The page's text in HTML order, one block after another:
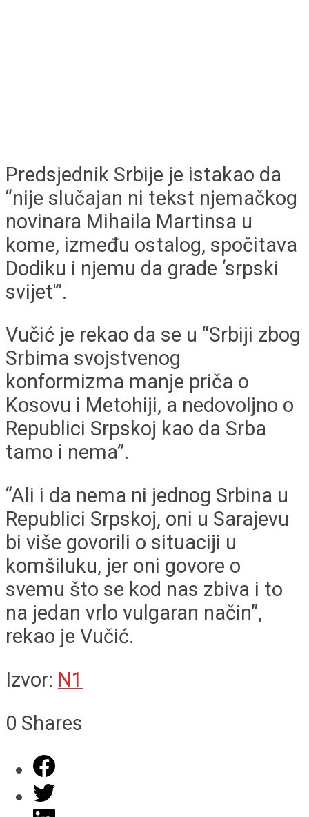
Predsjednik Srbije je istakao da
“nije slučajan ni tekst njemačkog
novinara Mihaila Martinsa u
kome, između ostalog, spočitava
Dodiku i njemu da grade ‘srpski
svijet'”.
Vučić je rekao da se u “Srbiji zbog
Srbima svojstvenog
konformizma manje priča o
Kosovu i Metohiji, a nedovoljno o
Republici Srpskoj kao da Srba
tamo i nema”.
“Ali i da nema ni jednog Srbina u
Republici Srpskoj, oni u Sarajevu
bi više govorili o situaciji u
komšiluku, jer oni govore o
svemu što se kod nas zbiva i to
na jedan vrlo vulgaran način”,
rekao je Vučić.
Izvor: N1
0 Shares